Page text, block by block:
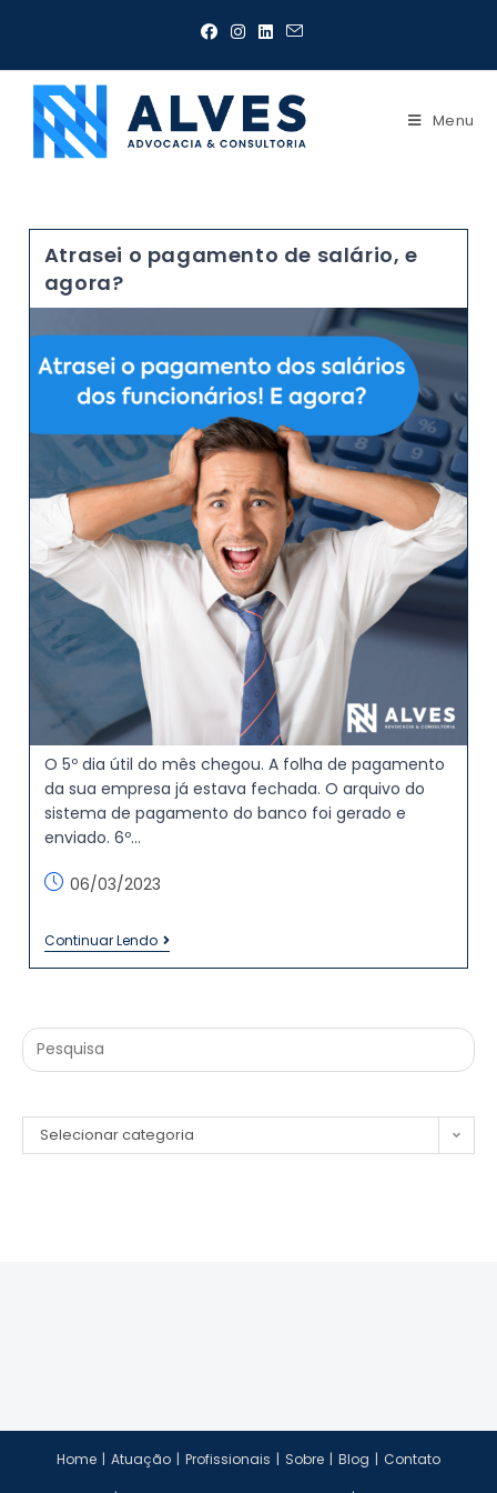
Menu
Atrasei o pagamento de salário, e
agora?
O 5º dia útil do mês chegou. A folha de pagamento
da sua empresa já estava fechada. O arquivo do
sistema de pagamento do banco foi gerado e
enviado. 6º…
06/03/2023
Continuar Lendo
Selecionar categoria
Home Atuação Profissionais Sobre Blog Contato